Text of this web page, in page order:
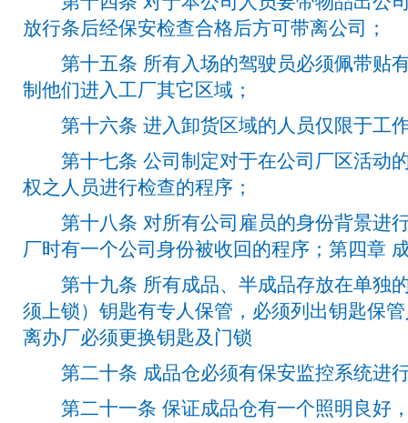
放行条后经保安检查合格后方可带离公司；
第十五条 所有入场的驾驶员必须佩带贴
制他们进入工厂其它区域；
第十六条 进入卸货区域的人员仅限于工
第十七条 公司制定对于在公司厂区活动
权之人员进行检查的程序；
第十八条 对所有公司雇员的身份背景进
厂时有一个公司身份被收回的程序；第四章
第十九条 所有成品、半成品存放在单独
须上锁）钥匙有专人保管，必须列出钥匙保
离办厂必须更换钥匙及门锁
第二十条 成品仓必须有保安监控系统进
第二十一条 保证成品仓有一个照明良好